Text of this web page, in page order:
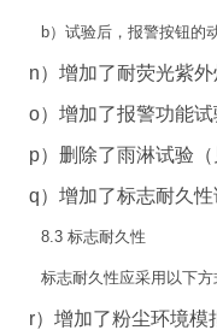
b）试验后，报警按钮的动
n）增加了耐荧光紫外
o）增加了报警功能试
p）删除了雨淋试验（
q）增加了标志耐久性
8.3 标志耐久性
标志耐久性应采用以下方式
r）增加了粉尘环境模